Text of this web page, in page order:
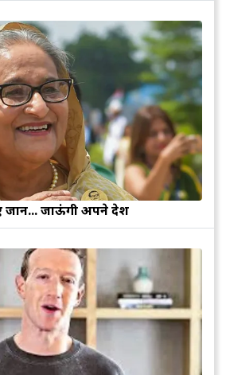
जान... जाऊंगी अपने देश